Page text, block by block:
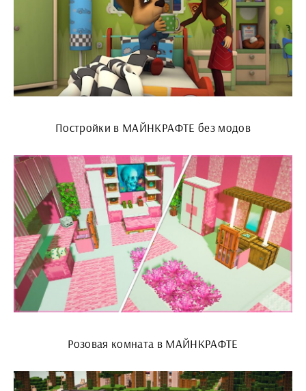
Постройки в МАЙНКРАФТЕ без модов
Розовая комната в МАЙНКРАФТЕ